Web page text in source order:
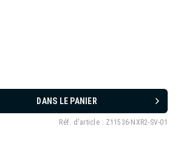
DANS LE PANIER
Réf. d'article : Z11536-NXR2-SV-01